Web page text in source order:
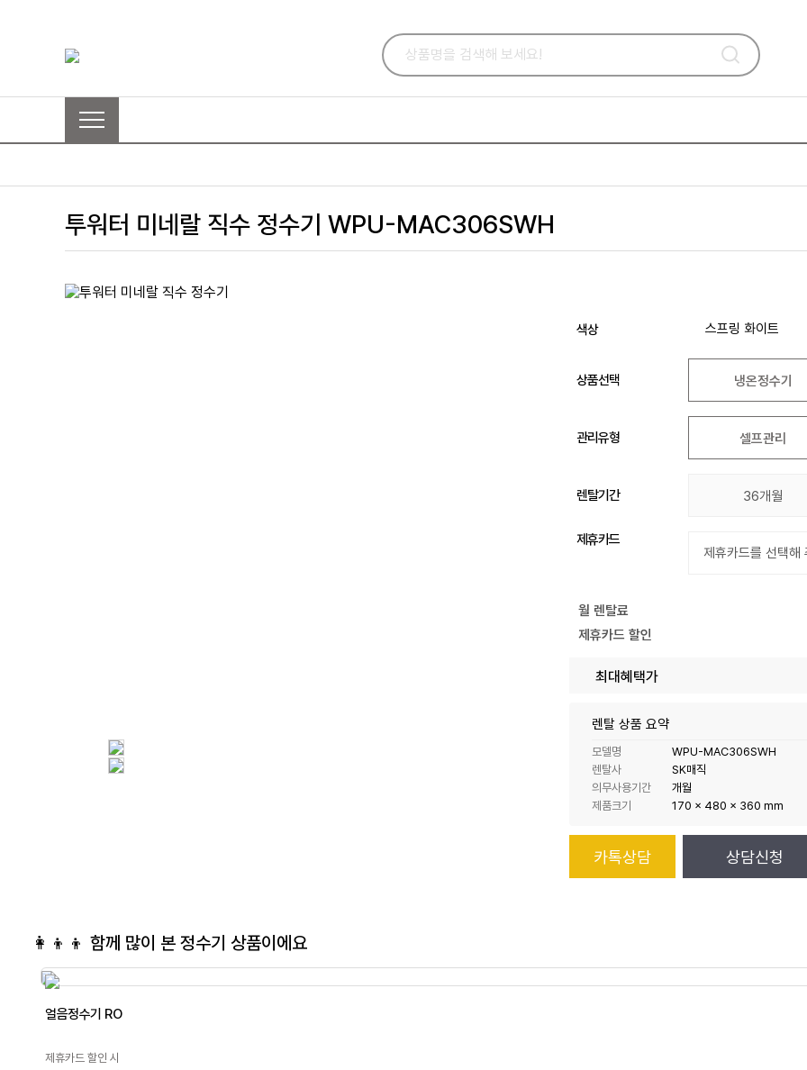
투워터 미네랄 직수 정수기 WPU-MAC306SWH
색상 스프링 화이트
상품선택 냉온정수기
관리유형 셀프관리
렌탈기간 36개월
제휴카드
월 렌탈료
제휴카드 할인
최대혜택가
렌탈 상품 요약
모델명
WPU-MAC306SWH
렌탈사
SK매직
의무사용기간
개월
제품크기
170 x 480 x 360 mm
카톡상담 상담신청
👩‍👦‍👦 함께 많이 본 정수기 상품이에요
얼음정수기 RO
제휴카드 할인 시